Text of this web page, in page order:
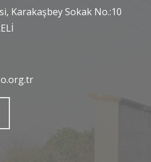
Karakaşbey Sokak No.:10